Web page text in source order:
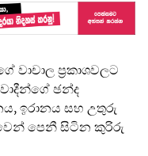
වාචාල ප්‍රකාශවලට
ඡන්ද
ඉරානය සහ උතුරු
පෙනී සිටින කුරිරු